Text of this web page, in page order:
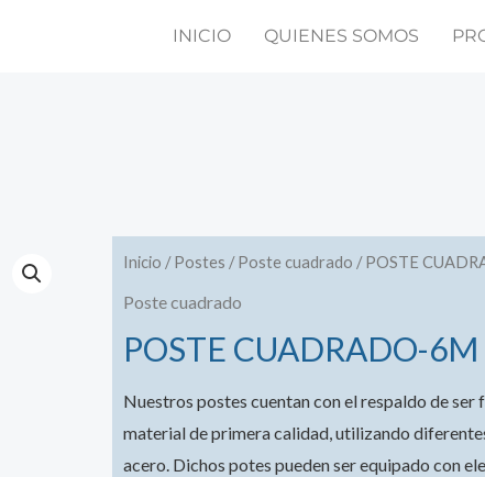
INICIO QUIENES SOMOS
Inicio /Postes /Poste cuadrado / POSTE
Poste cuadrado
POSTE CUADRADO-6M
Nuestros postes cuentan con el respaldo de ser
material de primera calidad, utilizando
acero. Dichos potes pueden ser equipado con